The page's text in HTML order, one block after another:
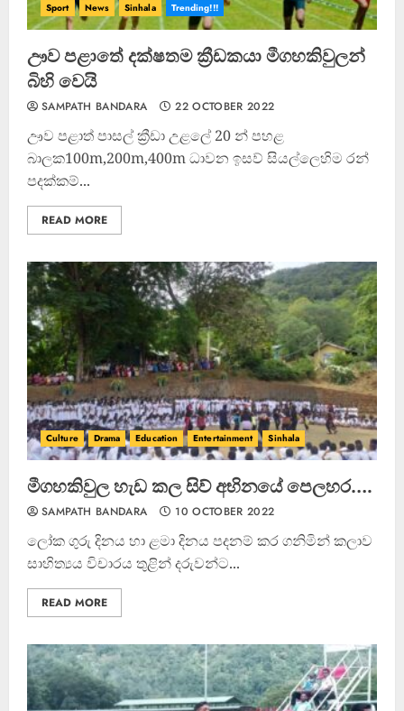
Sport News Sinhala Trending!!!
ඌව පළාතේ දක්ෂතම ක්‍රීඩකයා මීගහකිවුලන්
බිහි වෙයි
SAMPATH BANDARA 22 OCTOBER 2022
ඌව පළාත් පාසල් ක්‍රීඩා උළලේ 20 න් පහළ
බාලක100m,200m,400m ධාවන ඉසව් සියල්ලෙහිම රන්
පදක්කම්...
READ MORE
Culture Drama Education Entertainment Sinhala
මීගහකිවුල හැඩ කල සිව් අභිනයේ පෙලහර….
SAMPATH BANDARA 10 OCTOBER 2022
ලෝක ගුරු දිනය හා ළමා දිනය පදනම් කර ගනිමින් කලාව
සාහිත්‍යය විචාරය තුළින් දරුවන්ට...
READ MORE